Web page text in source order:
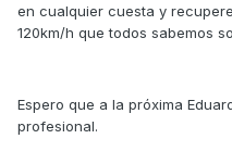
en cualquier cuesta y
120km/h que todos sabemos
Espero que a la próxima
profesional.